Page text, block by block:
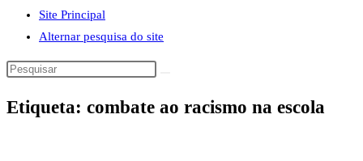
Site Principal
Alternar pesquisa do site
Etiqueta: combate ao racismo na escola